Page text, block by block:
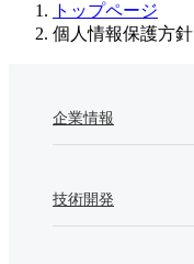
トップページ
個人情報保護方針
企業情報
技術開発